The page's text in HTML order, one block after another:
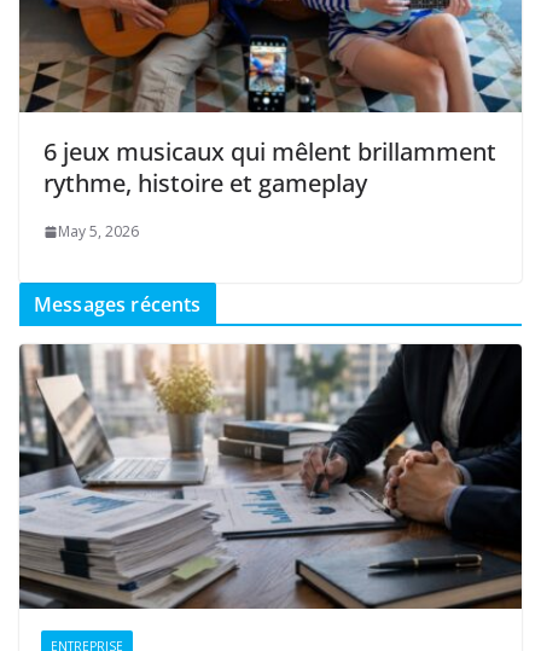
6 jeux musicaux qui mêlent brillamment
rythme, histoire et gameplay
May 5, 2026
Messages récents
ENTREPRISE